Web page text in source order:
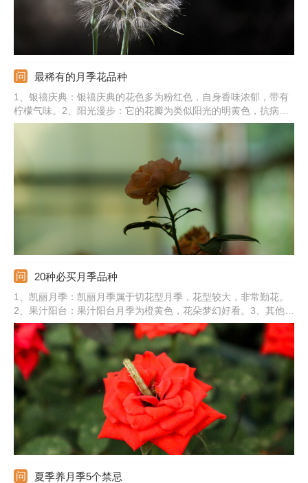
最稀有的月季花品种
1、银禧庆典：银禧庆典的花色多为粉红色，自身香味浓郁，带有
柠檬气味。2、阳光漫步：它的花瓣为类似阳光的明黄色，抗病能
力较好。3、红双喜：开花初期花心为乳白色，随着花朵绽放，外
缘的花瓣颜色鲜红。4、绿萼：绿萼的花瓣形状和花萼特别像。5、
20种必买月季品种
1、凯丽月季：凯丽月季属于切花型月季，花型较大，非常勤花。
2、果汁阳台：果汁阳台月季为橙黄色，花朵梦幻好看。3、其他品
种：还有美咲月季、瑞典女王、蜻蜓、绒球门廊、粉色伊芙伯爵、
汉密尔顿、大游行、卡罗拉、婚礼之路、朱丽叶、莫奈、流星王、
玲之妖精、真宙、蓝色风暴、海洋之歌。
夏季养月季5个禁忌